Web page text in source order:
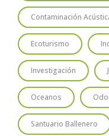
Contaminación
Ecoturismo
Investigación
Oceanos
Santuario Ballenero